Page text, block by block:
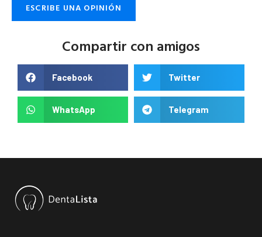
ESCRIBE UNA OPINIÓN
Compartir con amigos
Facebook Twitter
WhatsApp Telegram